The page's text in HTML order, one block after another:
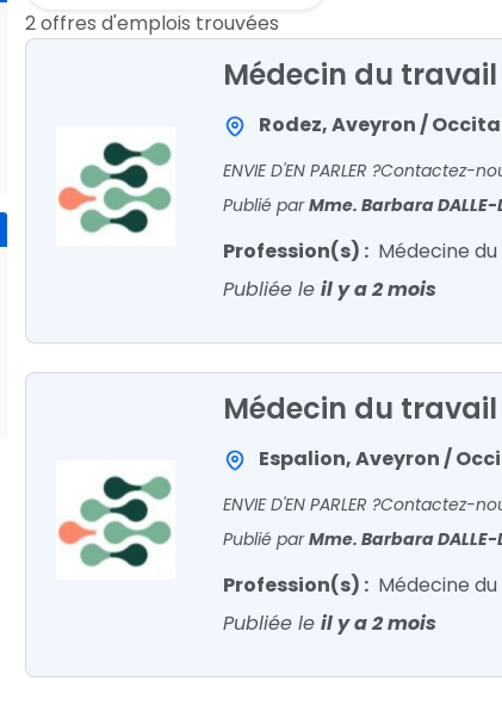
2 offres d'emplois trouvées
Médecin du travail
Rodez, Aveyron /
ENVIE D'EN PARLER
Publié parMme. Barbara DALLE-
Profession(s) : Médecine
Publiée le il y a 2 mois
Médecin du travail
Espalion, Aveyron /
ENVIE D'EN PARLER
Publié parMme. Barbara DALLE-
Profession(s) : Médecine
Publiée le il y a 2 mois